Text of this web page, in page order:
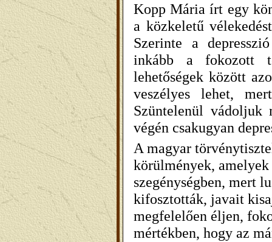
Kopp Mária írt egy
a közkeletű
Szerinte a
inkább a fokozott
lehetőségek között
veszélyes lehet,
Szüntelenül vádoljuk
végén csakugyan
A magyar
körülmények,
szegénységben, mert
kifosztották, javait
megfelelően éljen,
mértékben, hogy az